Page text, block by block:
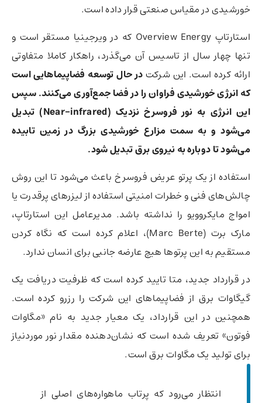
خورشیدی در مقیاس صنعتی قرار داده است.
استارتاپ Overview Energy که در ویرجینیا مستقر است و
تنها چهار سال از تاسیس آن می‌گذرد، راهکار کاملا متفاوتی
ارائه کرده است. این شرکتدر حال توسعه فضاپیماهایی است
که انرژی خورشیدی فراوان را در فضا جمع‌آوری می‌کنند. سپس
این انرژی به نور فروسرخ نزدیک (Near-infrared) تبدیل
می‌شود و به سمت مزارع خورشیدی بزرگ در زمین تابیده
می‌شود تا دوباره به نیروی برق تبدیل شود.
استفاده از یک پرتو عریض فروسرخ باعث می‌شود تا این روش
چالش‌های فنی و خطرات امنیتی استفاده از لیزرهای پرقدرت یا
امواج مایکروویو را نداشته باشد. مدیرعامل این استارتاپ،
مارک برت (Marc Berte)، اعلام کرده است که نگاه کردن
مستقیم به این پرتوها هیچ عارضه جانبی برای انسان ندارد.
در قرارداد جدید، متا تایید کرده است که ظرفیت دریافت یک
گیگاوات برق از فضاپیماهای این شرکت را رزرو کرده است.
همچنین در این قرارداد، یک معیار جدید به نام «مگاوات
فوتون» تعریف شده است که نشان‌دهنده مقدار نور موردنیاز
برای تولید یک مگاوات برق است.
انتظار می‌رود که پرتاب ماهواره‌های اصلی از